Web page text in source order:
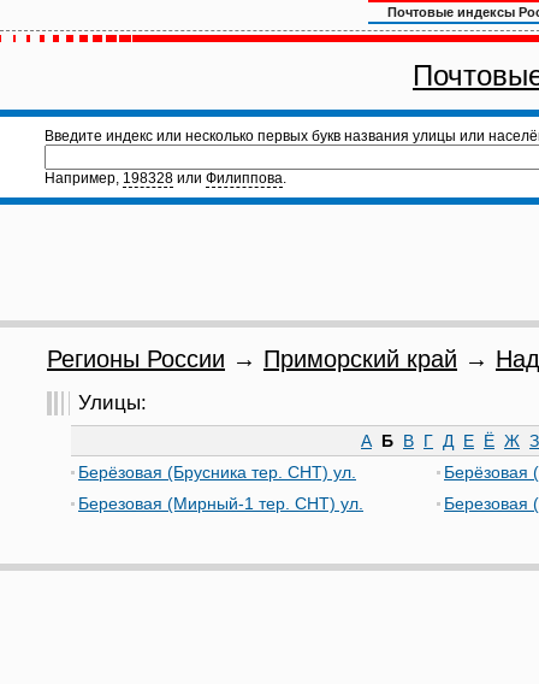
Почтовые индексы
Введите индекс или несколько первых букв названия улицы или
Например, 198328 или Филиппова.
Регионы России → Приморский край →
Улицы:
А Б В Г Д Е Ё Ж З
Берёзовая (Брусника тер. СНТ) ул.
Березовая (Мирный-1 тер. СНТ) ул.
Берёзовая
Березовая